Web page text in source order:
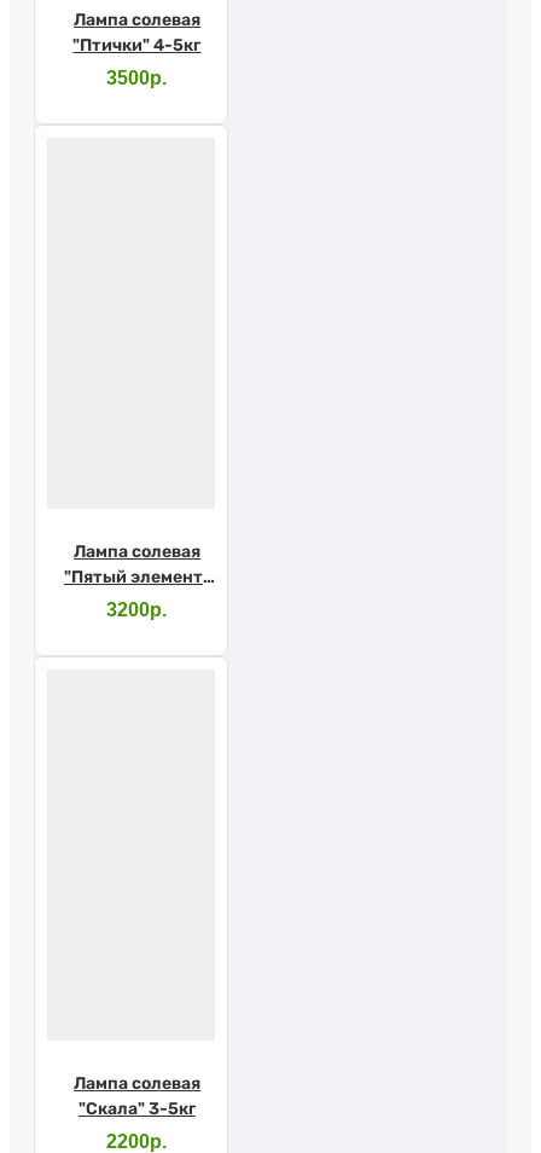
Лампа солевая
"Птички" 4-5кг
3500р.
Лампа солевая
"Пятый элемент"
3-4кг
3200р.
Лампа солевая
"Скала" 3-5кг
2200р.